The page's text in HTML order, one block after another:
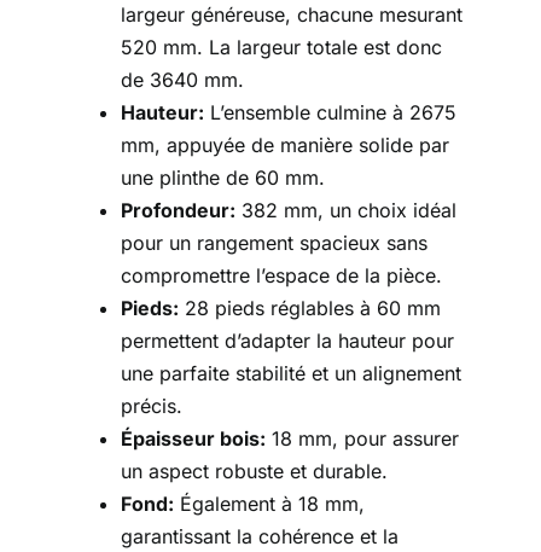
largeur généreuse, chacune mesurant
520 mm. La largeur totale est donc
de 3640 mm.
Hauteur: L’ensemble culmine à 2675
mm, appuyée de manière solide par
une plinthe de 60 mm.
Profondeur: 382 mm, un choix idéal
pour un rangement spacieux sans
compromettre l’espace de la pièce.
Pieds: 28 pieds réglables à 60 mm
permettent d’adapter la hauteur pour
une parfaite stabilité et un alignement
précis.
Épaisseur bois: 18 mm, pour assurer
un aspect robuste et durable.
Fond: Également à 18 mm,
garantissant la cohérence et la